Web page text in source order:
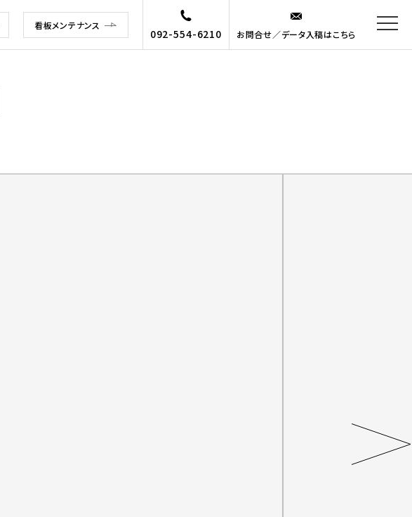
看板メンテナンス
092-554-6210 お問合せ／データ入稿はこちら